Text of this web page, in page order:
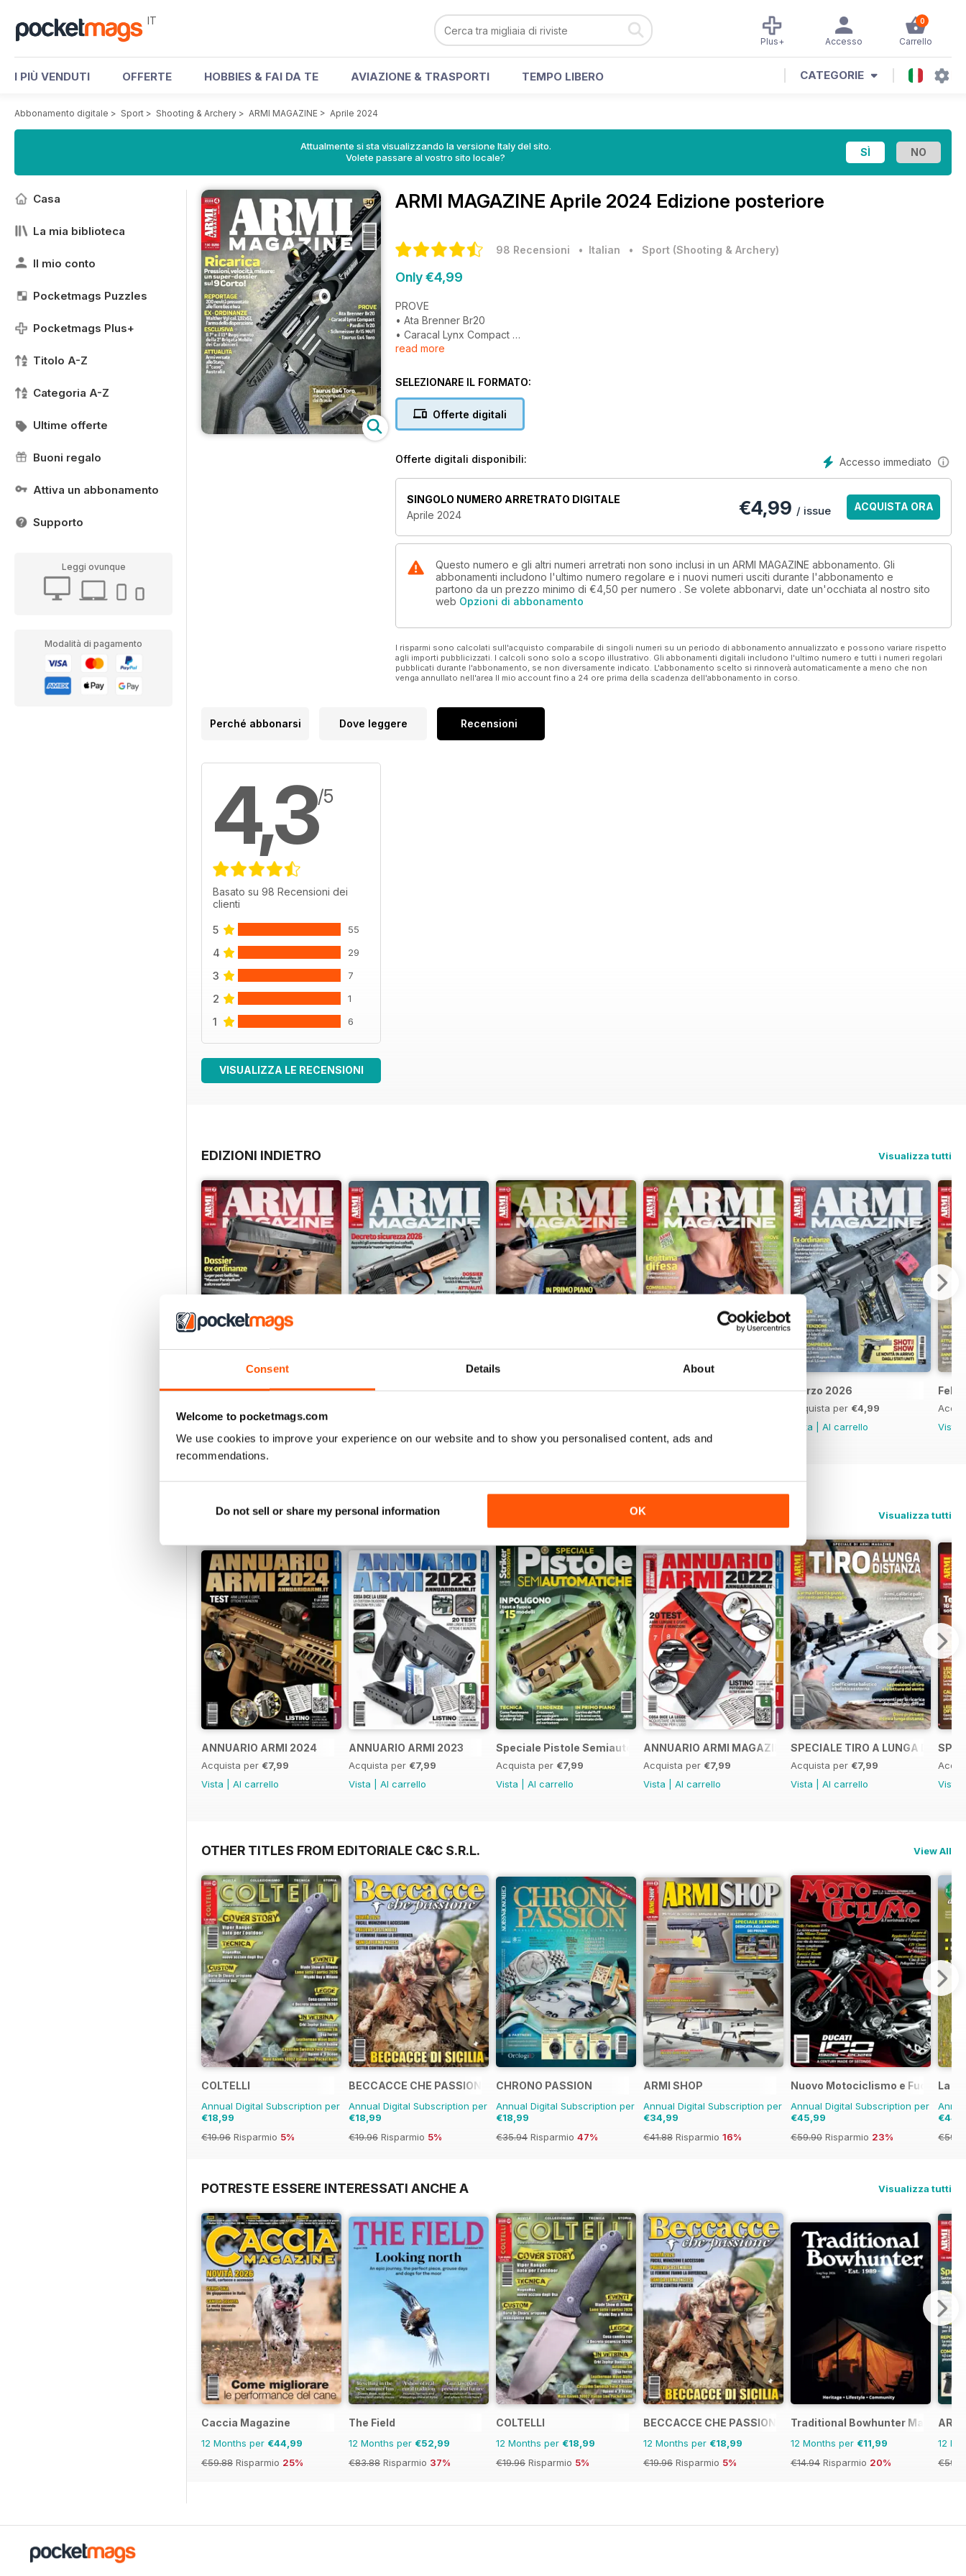
Consent Details About
Welcome to pocketmags.com
We use cookies to improve your experience on our website and to show you personalised content, ads and
recommendations.
Do not sell or share my personal information OK
IT 0
Carrello
Accesso
Plus+
I PIÙ VENDUTI OFFERTE HOBBIES & FAI DA TE AVIAZIONE & TRASPORTI TEMPO LIBERO CATEGORIE
Abbonamento digitale > Sport > Shooting & Archery > ARMI MAGAZINE > Aprile 2024
Attualmente si sta visualizzando la versione Italy del sito.
Volete passare al vostro sito locale?
Casa
La mia biblioteca
Il mio conto
Pocketmags Puzzles
Pocketmags Plus+
Titolo A-Z
Categoria A-Z
Ultime offerte
Buoni regalo
Attiva un abbonamento
Supporto
Leggi ovunque
Modalità di pagamento
ARMI MAGAZINE Aprile 2024 Edizione posteriore
98 Recensioni • Italian • Sport (Shooting & Archery)
Only €4,99
PROVE
• Ata Brenner Br20
• Caracal Lynx Compact
• Pardini Tr20
• Taurus Gx4 Toro
200 novità presentate alle fiere Eos e Iwa
EX – ORDINANZE
ESCLUSIVA
Il 7° e il 13° Reggimento della 2ª Brigata Mobile dei Carabinieri
ATTUALITÀ
Armi versate allo Stato,
il “caso” Australia
read more
SELEZIONARE IL FORMATO:
Offerte digitali
Accesso immediato
Offerte digitali disponibili:
SINGOLO NUMERO ARRETRATO DIGITALE
Aprile 2024
€4,99 / issue ACQUISTA ORA
Questo numero e gli altri numeri arretrati non sono inclusi in un ARMI MAGAZINE abbonamento. Gli
abbonamenti includono l'ultimo numero regolare e i nuovi numeri usciti durante l'abbonamento e
partono da un prezzo minimo di €4,50 per numero . Se volete abbonarvi, date un'occhiata al nostro sito
web Opzioni di abbonamento
I risparmi sono calcolati sull'acquisto comparabile di singoli numeri su un periodo di abbonamento annualizzato e possono variare rispetto
agli importi pubblicizzati. I calcoli sono solo a scopo illustrativo. Gli abbonamenti digitali includono l'ultimo numero e tutti i numeri regolari
pubblicati durante l'abbonamento, se non diversamente indicato. L'abbonamento scelto si rinnoverà automaticamente a meno che non
venga annullato nell'area Il mio account fino a 24 ore prima della scadenza dell'abbonamento in corso.
Perché abbonarsi Dove leggere Recensioni
4,3/5
Basato su 98 Recensioni dei
clienti
5 55
4 29
3 7
2 1
1 6
VISUALIZZA LE RECENSIONI
EDIZIONI INDIETRO Visualizza tutti
Luglio 2026 Giuigno 2026 Maggio 2026 Aprile 2026 Marzo 2026
Acquista per €4,99
Vista
Al carrello
Vista
SPECIAL EDITIONS Visualizza tutti
ANNUARIO ARMI 2024
Acquista per €7,99
Vista
Al carrello
ANNUARIO ARMI 2023
Acquista per €7,99
Vista
Al carrello
Speciale Pistole Semiautomatiche
Acquista per €7,99
Vista
Al carrello
ANNUARIO ARMI MAGAZINE 2022
Acquista per €7,99
Vista
Al carrello
SPECIALE TIRO A LUNGA
Acquista per €7,99
Vista
Al carrello
Vista
OTHER TITLES FROM EDITORIALE C&C S.R.L. View All
COLTELLI
Annual Digital Subscription per
€18,99
€19.96 Risparmio 5%
BECCACCE CHE PASSIONE
Annual Digital Subscription per
€18,99
€19.96 Risparmio 5%
CHRONO PASSION
Annual Digital Subscription per
€18,99
€35.94 Risparmio 47%
ARMI SHOP
Annual Digital Subscription per
€34,99
€41.88 Risparmio 16%
Nuovo Motociclismo e
Annual Digital Subscription per
€45,99
€59.90 Risparmio 23%
La
POTRESTE ESSERE INTERESSATI ANCHE A Visualizza tutti
Caccia Magazine
12 Months per €44,99
€59.88 Risparmio 25%
The Field
12 Months per €52,99
€83.88 Risparmio 37%
COLTELLI
12 Months per €18,99
€19.96 Risparmio 5%
BECCACCE CHE PASSIONE
12 Months per €18,99
€19.96 Risparmio 5%
Traditional Bowhunter Magazine
12 Months per €11,99
€14.94 Risparmio 20%
12